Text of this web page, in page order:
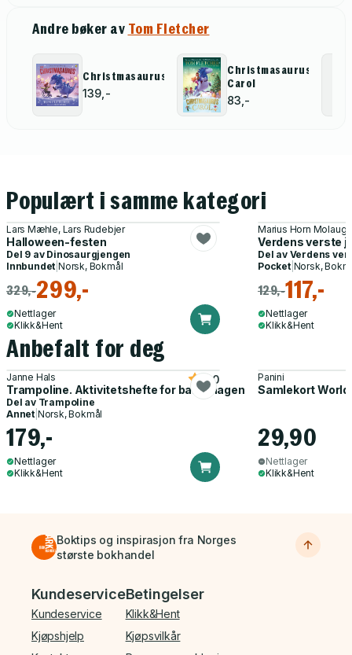
Andre bøker av Tom Fletcher
Christmasaurus
139,-
Christmasaurus
Carol
83,-
Populært i samme kategori
Lars Mæhle, Lars Rudebjer
Halloween-festen
Del 9 av Dinosaurgjengen
Innbundet |Norsk, Bokmål
329,-299,-
Nettlager
Klikk&Hent
Marius Horn
Verdens verste
Del av Verdens
Pocket| Norsk,
129,-117,-
Nettlager
Klikk&Hent
Anbefalt for deg
Janne Hals
Trampoline. Aktivitetshefte for barnehagen
5.0
Del av Trampoline
Annet Norsk, Bokmål
179,-
Nettlager
Klikk&Hent
Panini
Samlekort
29,90
Nettlager
Klikk&Hent
Boktips og inspirasjon fra Norges
største bokhandel
Bunnmeny
Kundeservice
Kundeservice
Kjøpshjelp
Betingelser
Klikk&Hent
Kjøpsvilkår